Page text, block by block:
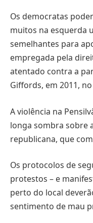
Os democratas
muitos na esquerda
semelhantes para
empregada pela
atentado contra a
Giffords, em 2011,
A violência na
longa sombra sobre
republicana, que
Os protocolos de
protestos – e
perto do local
sentimento de mau